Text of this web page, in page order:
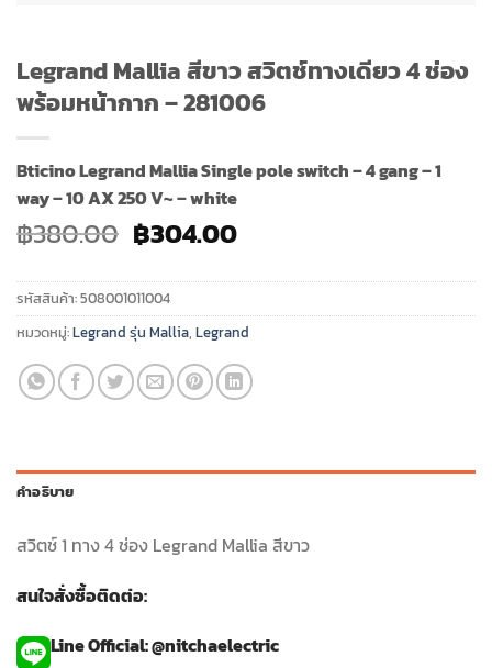
Legrand Mallia สีขาว สวิตช์ทางเดียว 4 ช่อง
พร้อมหน้ากาก – 281006
Bticino Legrand Mallia Single pole switch – 4 gang – 1
way – 10 AX 250 V~ – white
฿380.00 Original
was:
฿380.00.
฿304.00Current
is:
฿304.00.
รหัสสินค้า:508001011004
หมวดหมู่:Legrand รุ่น Mallia, Legrand
คำอธิบาย
สวิตช์ 1 ทาง 4 ช่อง Legrand Mallia สีขาว
สนใจสั่งซื้อติดต่อ:
Line Official: @nitchaelectric